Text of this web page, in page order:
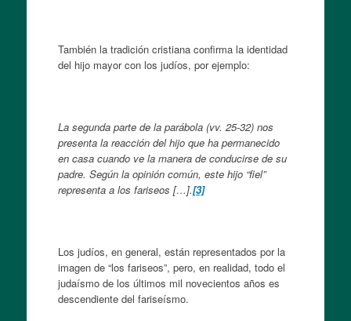
También la tradición cristiana confirma la identidad
del hijo mayor con los judíos, por ejemplo:
La segunda parte de la parábola (vv. 25-32) nos
presenta la reacción del hijo que ha permanecido
en casa cuando ve la manera de conducirse de su
padre. Según la opinión común, este hijo “fiel”
representa a los fariseos […].[3]
Los judíos, en general, están representados por la
imagen de “los fariseos”, pero, en realidad, todo el
judaísmo de los últimos mil novecientos años es
descendiente del fariseísmo.